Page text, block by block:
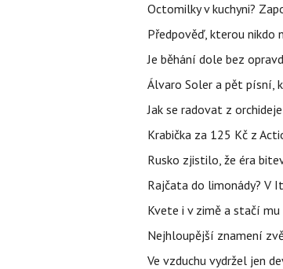
Octomilky v kuchyni?
Předpověď, kterou nikdo
Je běhání dole bez
Álvaro Soler a pět písní,
Jak se radovat z
Krabička za 125 Kč z
Rusko zjistilo, že éra
Rajčata do limonády? V
Kvete i v zimě a stačí
Nejhloupější znamení
Ve vzduchu vydržel jen